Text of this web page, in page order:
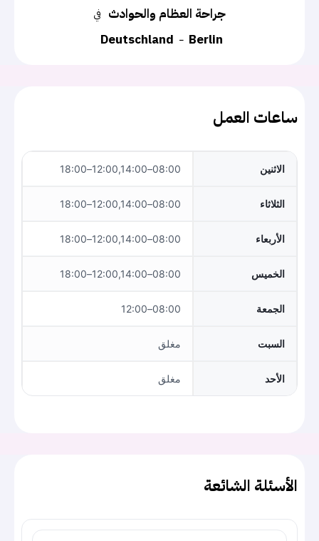
في جراحة العظام والحوادث
Deutschland
Berlin
ساعات العمل
الاثنين 08:00–12:00,14:00–18:00
الثلاثاء 08:00–12:00,14:00–18:00
الأربعاء 08:00–12:00,14:00–18:00
الخميس 08:00–12:00,14:00–18:00
الجمعة 08:00–12:00
السبت مغلق
الأحد مغلق
الأسئلة الشائعة